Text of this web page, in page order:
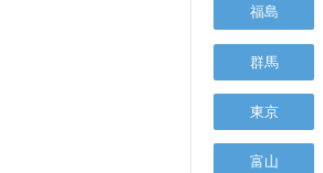
福島
群馬
東京
富山